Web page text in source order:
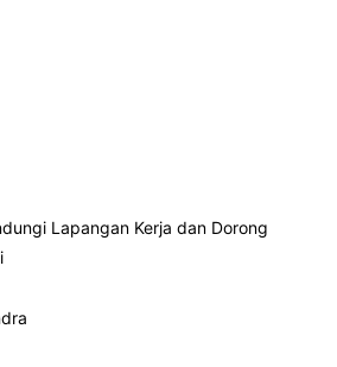
Lapangan Kerja dan Dorong